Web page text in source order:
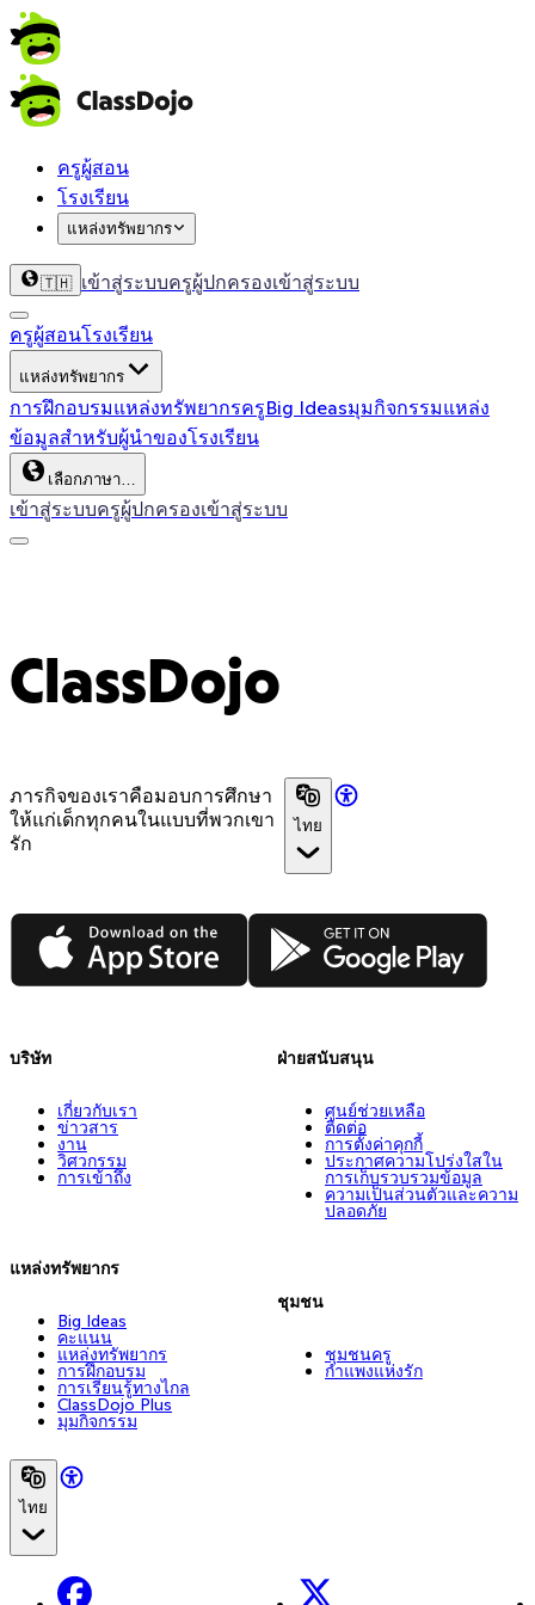
ครูผู้สอน
โรงเรียน
แหล่งทรัพยากร
🇹🇭 เข้าสู่ระบบครูผู้ปกครองเข้าสู่ระบบ
ครูผู้สอนโรงเรียน
แหล่งทรัพยากร
การฝึกอบรมแหล่งทรัพยากรครูBig Ideasมุมกิจกรรมแหล่ง
ข้อมูลสำหรับผู้นำของโรงเรียน
เลือกภาษา…
เข้าสู่ระบบครูผู้ปกครองเข้าสู่ระบบ
ClassDojo
ภารกิจของเราคือมอบการศึกษา
ให้แก่เด็กทุกคนในแบบที่พวกเขา
รัก
ไทย
App Store Google Play
บริษัท
เกี่ยวกับเรา
ข่าวสาร
งาน
วิศวกรรม
การเข้าถึง
แหล่งทรัพยากร
Big Ideas
คะแนน
แหล่งทรัพยากร
การฝึกอบรม
การเรียนรู้ทางไกล
ClassDojo Plus
มุมกิจกรรม
ฝ่ายสนับสนุน
ศูนย์ช่วยเหลือ
ติดต่อ
การตั้งค่าคุกกี้
ประกาศความโปร่งใสใน
การเก็บรวบรวมข้อมูล
ความเป็นส่วนตัวและความ
ปลอดภัย
ชุมชน
ชุมชนครู
กำแพงแห่งรัก
ไทย
Facebook X